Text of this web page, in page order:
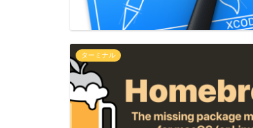
ターミナル